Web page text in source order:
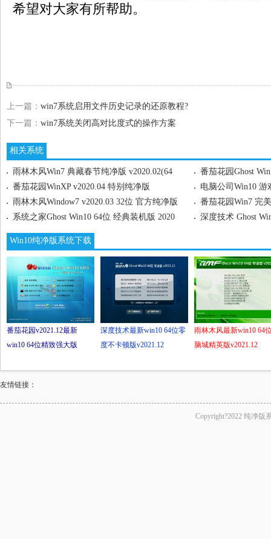
希望对大家有所帮助。
上一篇： win7系统启用文件历史记录的还原教程?
下一篇： win7系统关闭高对比度式的操作方案
相关系统
雨林木风Win7 典藏春节纯净版 v2020.02(64
番茄花园Ghost
番茄花园WinXP v2020.04 特别纯净版
电脑公司Win10 游
雨林木风Window7 v2020.03 32位 官方纯净版
番茄花园Win7 完
系统之家Ghost Win10 64位 经典装机版 2020
深度技术 Ghost
Win10纯净版系统下载
番茄花园v2021.12最新
win10 64位精致强大版
深度技术最新win10 64位零
度不卡顿版v2021.12
雨林木风最新win10 64
脑城精英版v2021.12
友情链接：
Copyright?2022 纯净版